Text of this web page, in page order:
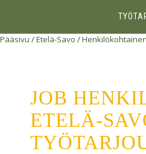
Pääsivu /Etelä-Savo /
JOB
ETELÄ-